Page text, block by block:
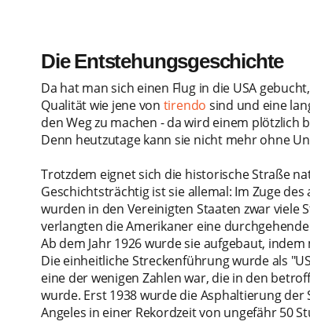
Die Entstehungsgeschichte
Da hat man sich einen Flug in die USA
Qualität wie jene von tirendo sind und eine
den Weg zu machen - da wird einem plötzlich
Denn heutzutage kann sie nicht mehr ohne
Trotzdem eignet sich die historische Straße
Geschichtsträchtig ist sie allemal: Im Zuge
wurden in den Vereinigten Staaten zwar viele
verlangten die Amerikaner eine
Ab dem Jahr 1926 wurde sie aufgebaut,
Die einheitliche Streckenführung wurde als
eine der wenigen Zahlen war, die in den
wurde. Erst 1938 wurde die Asphaltierung
Angeles in einer Rekordzeit von ungefähr 50